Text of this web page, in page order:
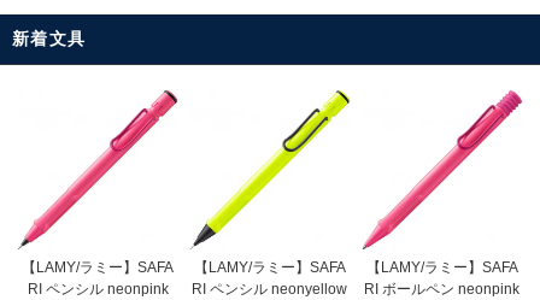
新着文具
【LAMY/ラミー】SAFA
RI ペンシル neonpink
【LAMY/ラミー】SAFA
RI ペンシル neonyellow
【LAMY/ラミー】SAFA
RI ボールペン neonpink